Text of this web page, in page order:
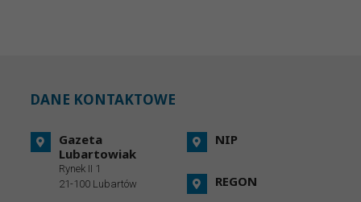
DANE KONTAKTOWE
Gazeta
Lubartowiak
Rynek II 1
21-100 Lubartów
NIP
REGON